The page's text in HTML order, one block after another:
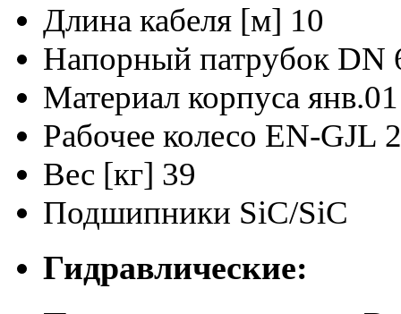
Длина кабеля [м] 10
Напорный патрубок DN
Материал корпуса янв.01
Рабочее колесо EN-GJL
Вес [кг] 39
Подшипники SiC/SiC
Гидравлические: